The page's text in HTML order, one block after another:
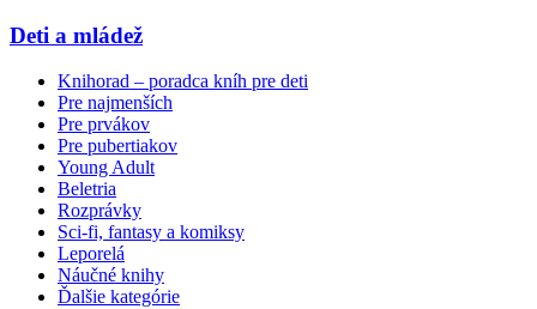
Deti a mládež
Knihorad – poradca kníh pre deti
Pre najmenších
Pre prvákov
Pre pubertiakov
Young Adult
Beletria
Rozprávky
Sci-fi, fantasy a komiksy
Leporelá
Náučné knihy
Ďalšie kategórie